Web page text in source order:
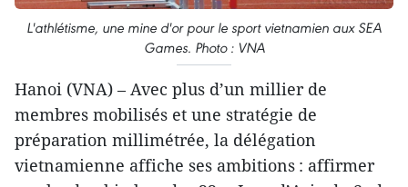
L'athlétisme, une mine d'or pour le sport vietnamien aux SEA
Games. Photo : VNA
Hanoi (VNA) – Avec plus d’un millier de
membres mobilisés et une stratégie de
préparation millimétrée, la délégation
vietnamienne affiche ses ambitions : affirmer